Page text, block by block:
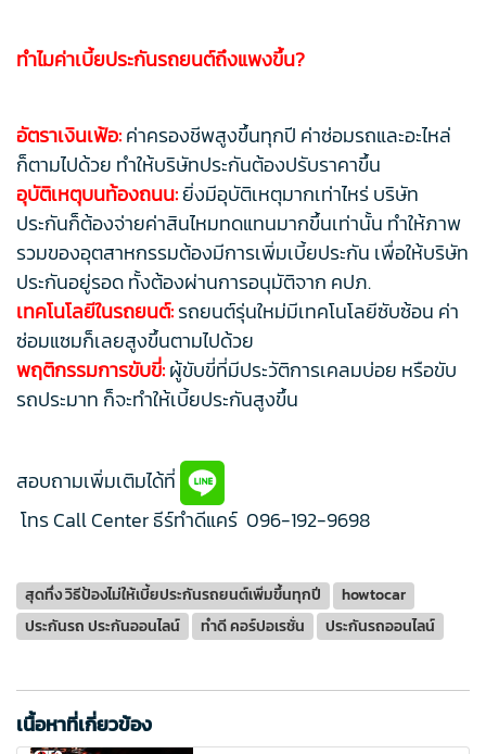
ทำไมค่าเบี้ยประกันรถยนต์ถึงแพงขึ้น?
อัตราเงินเฟ้อ:ค่าครองชีพสูงขึ้นทุกปี ค่าซ่อมรถและอะไหล่
ก็ตามไปด้วย ทำให้บริษัทประกันต้องปรับราคาขึ้น
อุบัติเหตุบนท้องถนน:ยิ่งมีอุบัติเหตุมากเท่าไหร่ บริษัท
ประกันก็ต้องจ่ายค่าสินไหมทดแทนมากขึ้นเท่านั้น ทำให้ภาพ
รวมของอุตสาหกรรมต้องมีการเพิ่มเบี้ยประกัน เพื่อให้บริษัท
ประกันอยู่รอด ทั้งต้องผ่านการอนุมัติจาก คปภ.
เทคโนโลยีในรถยนต์:รถยนต์รุ่นใหม่มีเทคโนโลยีซับซ้อน ค่า
ซ่อมแซมก็เลยสูงขึ้นตามไปด้วย
พฤติกรรมการขับขี่:ผู้ขับขี่ที่มีประวัติการเคลมบ่อย หรือขับ
รถประมาท ก็จะทำให้เบี้ยประกันสูงขึ้น
สอบถามเพิ่มเติมได้ที่
โทร Call Center ธีร์ทำดีแคร์ 096-192-9698
สุดทึ่ง วิธีป้องไม่ให้เบี้ยประกันรถยนต์เพิ่มขึ้นทุกปี
howtocar
ประกันรถ ประกันออนไลน์
ทำดี คอร์ปอเรชั่น ประกันรถออนไลน์
เนื้อหาที่เกี่ยวข้อง